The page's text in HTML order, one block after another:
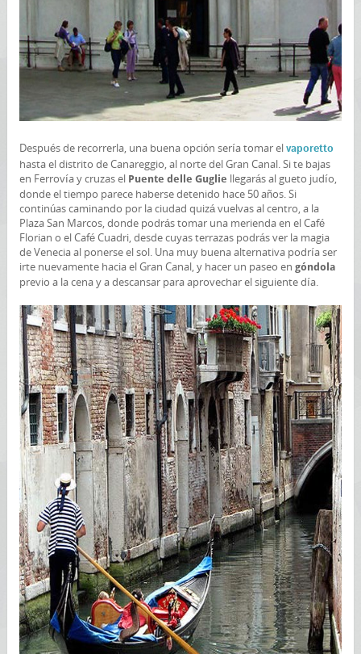
Después de recorrerla, una buena opción sería tomar elvaporetto
hasta el distrito de Canareggio, al norte del Gran Canal. Si te bajas
en Ferrovía y cruzas el Puente delle Guglie llegarás al gueto judío,
donde el tiempo parece haberse detenido hace 50 años. Si
continúas caminando por la ciudad quizá vuelvas al centro, a la
Plaza San Marcos, donde podrás tomar una merienda en el Café
Florian o el Café Cuadri, desde cuyas terrazas podrás ver la magia
de Venecia al ponerse el sol. Una muy buena alternativa podría ser
irte nuevamente hacia el Gran Canal, y hacer un paseo en góndola
previo a la cena y a descansar para aprovechar el siguiente día.